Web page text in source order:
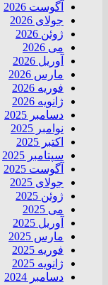
آگوست 2026
جولای 2026
ژوئن 2026
می 2026
آوریل 2026
مارس 2026
فوریه 2026
ژانویه 2026
دسامبر 2025
نوامبر 2025
اکتبر 2025
سپتامبر 2025
آگوست 2025
جولای 2025
ژوئن 2025
می 2025
آوریل 2025
مارس 2025
فوریه 2025
ژانویه 2025
دسامبر 2024